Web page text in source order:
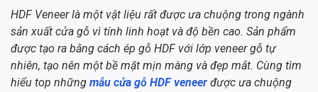
HDF Veneer là một vật liệu rất được ưa chuộng trong ngành
sản xuất cửa gỗ vì tính linh hoạt và độ bền cao. Sản phẩm
được tạo ra bằng cách ép gỗ HDF với lớp veneer gỗ tự
nhiên, tạo nên một bề mặt mịn màng và đẹp mắt. Cùng tìm
hiểu top những mẫu cửa gỗ HDF veneer được ưa chuộng